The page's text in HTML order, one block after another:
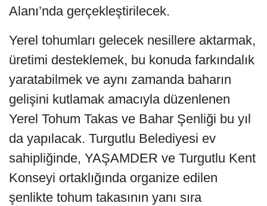
Alanı’nda gerçekleştirilecek.
Yerel tohumları gelecek nesillere aktarmak,
üretimi desteklemek, bu konuda farkındalık
yaratabilmek ve aynı zamanda baharın
gelişini kutlamak amacıyla düzenlenen
Yerel Tohum Takas ve Bahar Şenliği bu yıl
da yapılacak. Turgutlu Belediyesi ev
sahipliğinde, YAŞAMDER ve Turgutlu Kent
Konseyi ortaklığında organize edilen
şenlikte tohum takasının yanı sıra